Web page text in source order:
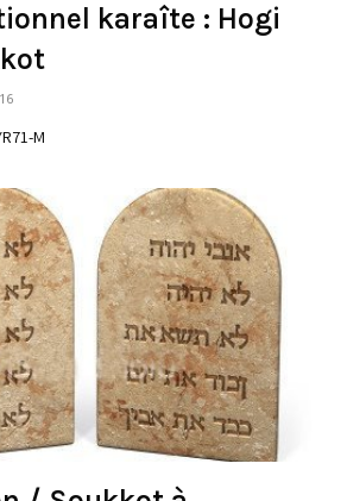
karaîte : Hogi
M